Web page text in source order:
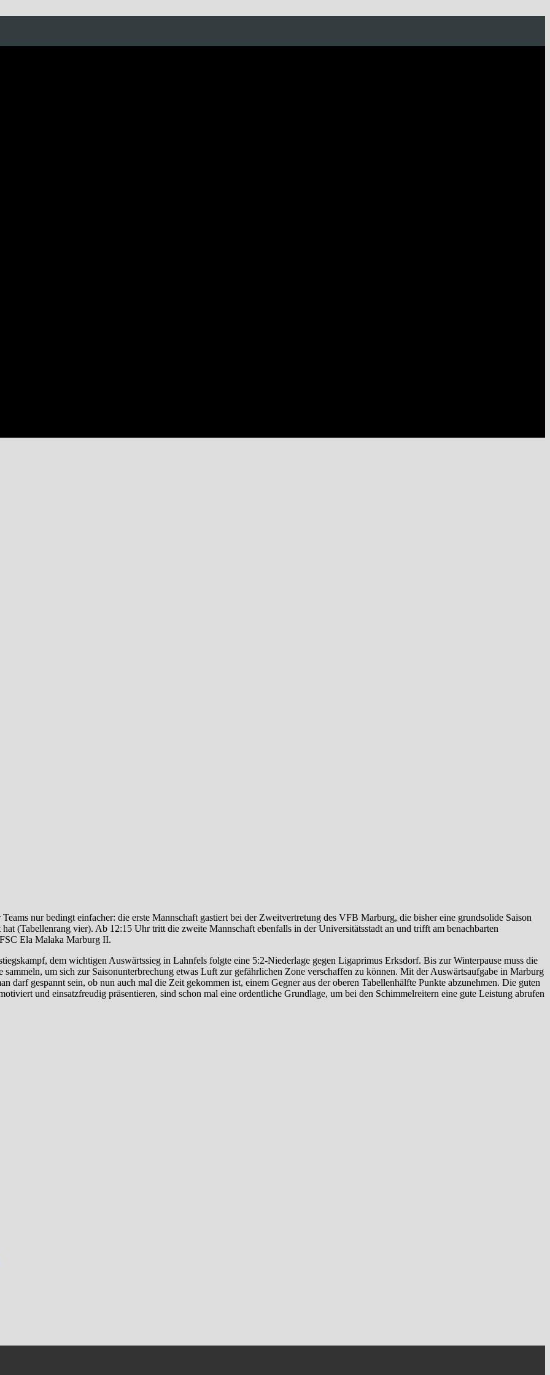
nur bedingt einfacher: die erste Mannschaft gastiert bei der Zweitvertretung des VFB Marburg, die bisher eine grundsolide Saison
(Tabellenrang vier). Ab 12:15 Uhr tritt die zweite Mannschaft ebenfalls in der Universitätsstadt an und trifft am benachbarten
Ela Malaka Marburg II.
dem wichtigen Auswärtssieg in Lahnfels folgte eine 5:2-Niederlage gegen Ligaprimus Erksdorf. Bis zur Winterpause muss die
um sich zur Saisonunterbrechung etwas Luft zur gefährlichen Zone verschaffen zu können. Mit der Auswärtsaufgabe in Marburg
darf gespannt sein, ob nun auch mal die Zeit gekommen ist, einem Gegner aus der oberen Tabellenhälfte Punkte abzunehmen. Die guten
und einsatzfreudig präsentieren, sind schon mal eine ordentliche Grundlage, um bei den Schimmelreitern eine gute Leistung abrufen